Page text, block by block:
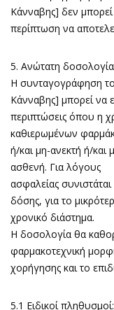
Κάνναβης] δεν μπορεί
περίπτωση να
5. Ανώτατη
Η συνταγογράφηση
Κάνναβης] μπορεί να
περιπτώσεις όπου η
καθιερωμένων
ή/και μη-ανεκτή ή/και
ασθενή. Για λόγους
ασφαλείας
δόσης, για το
χρονικό διάστημα.
Η δοσολογία θα
φαρμακοτεχνική
χορήγησης και το
5.1 Ειδικοί πληθυσμοί: